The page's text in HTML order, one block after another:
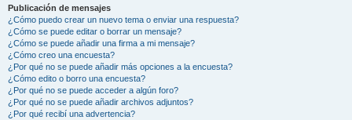
Publicación de mensajes
¿Cómo puedo crear un nuevo tema o enviar una respuesta?
¿Cómo se puede editar o borrar un mensaje?
¿Cómo se puede añadir una firma a mi mensaje?
¿Cómo creo una encuesta?
¿Por qué no se puede añadir más opciones a la encuesta?
¿Cómo edito o borro una encuesta?
¿Por qué no se puede acceder a algún foro?
¿Por qué no se puede añadir archivos adjuntos?
¿Por qué recibí una advertencia?